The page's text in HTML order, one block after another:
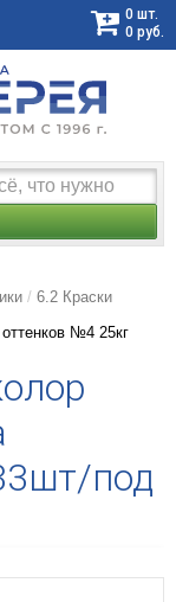
0 шт.
0 руб.
6.2 Краски
№4 25кг
под